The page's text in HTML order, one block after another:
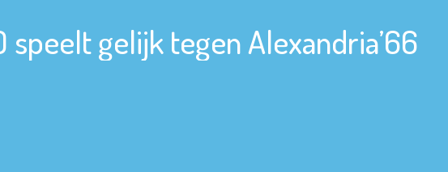
speelt gelijk tegen Alexandria’66